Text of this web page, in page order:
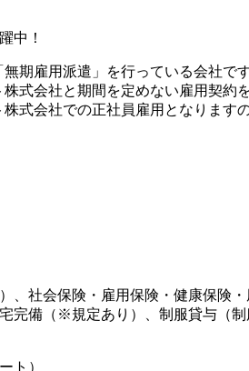
中！
期雇用派遣」を行っている会社です
式会社と期間を定めない雇用契約
式会社での正社員雇用となりま
、社会保険・雇用保険・健康保険
完備（※規定あり）、制服貸与（
ト）